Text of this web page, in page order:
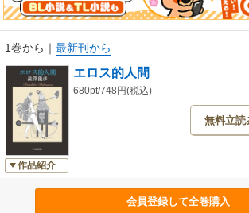
1巻から ｜ 最新刊から
作品紹介
エロス的人間
680pt/748円(税込)
無料立読
会員登録して全巻購入